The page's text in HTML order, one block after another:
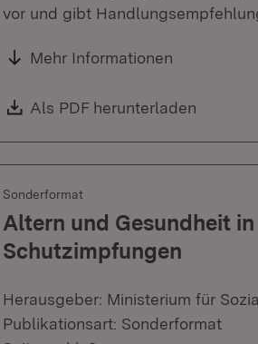
vor und gibt
Mehr Informationen
Download:
Als PDF herunterladen
Sonderformat
Altern und Gesundheit
Schutzimpfungen
Herausgeber: Ministerium für
Publikationsart: Sonderformat